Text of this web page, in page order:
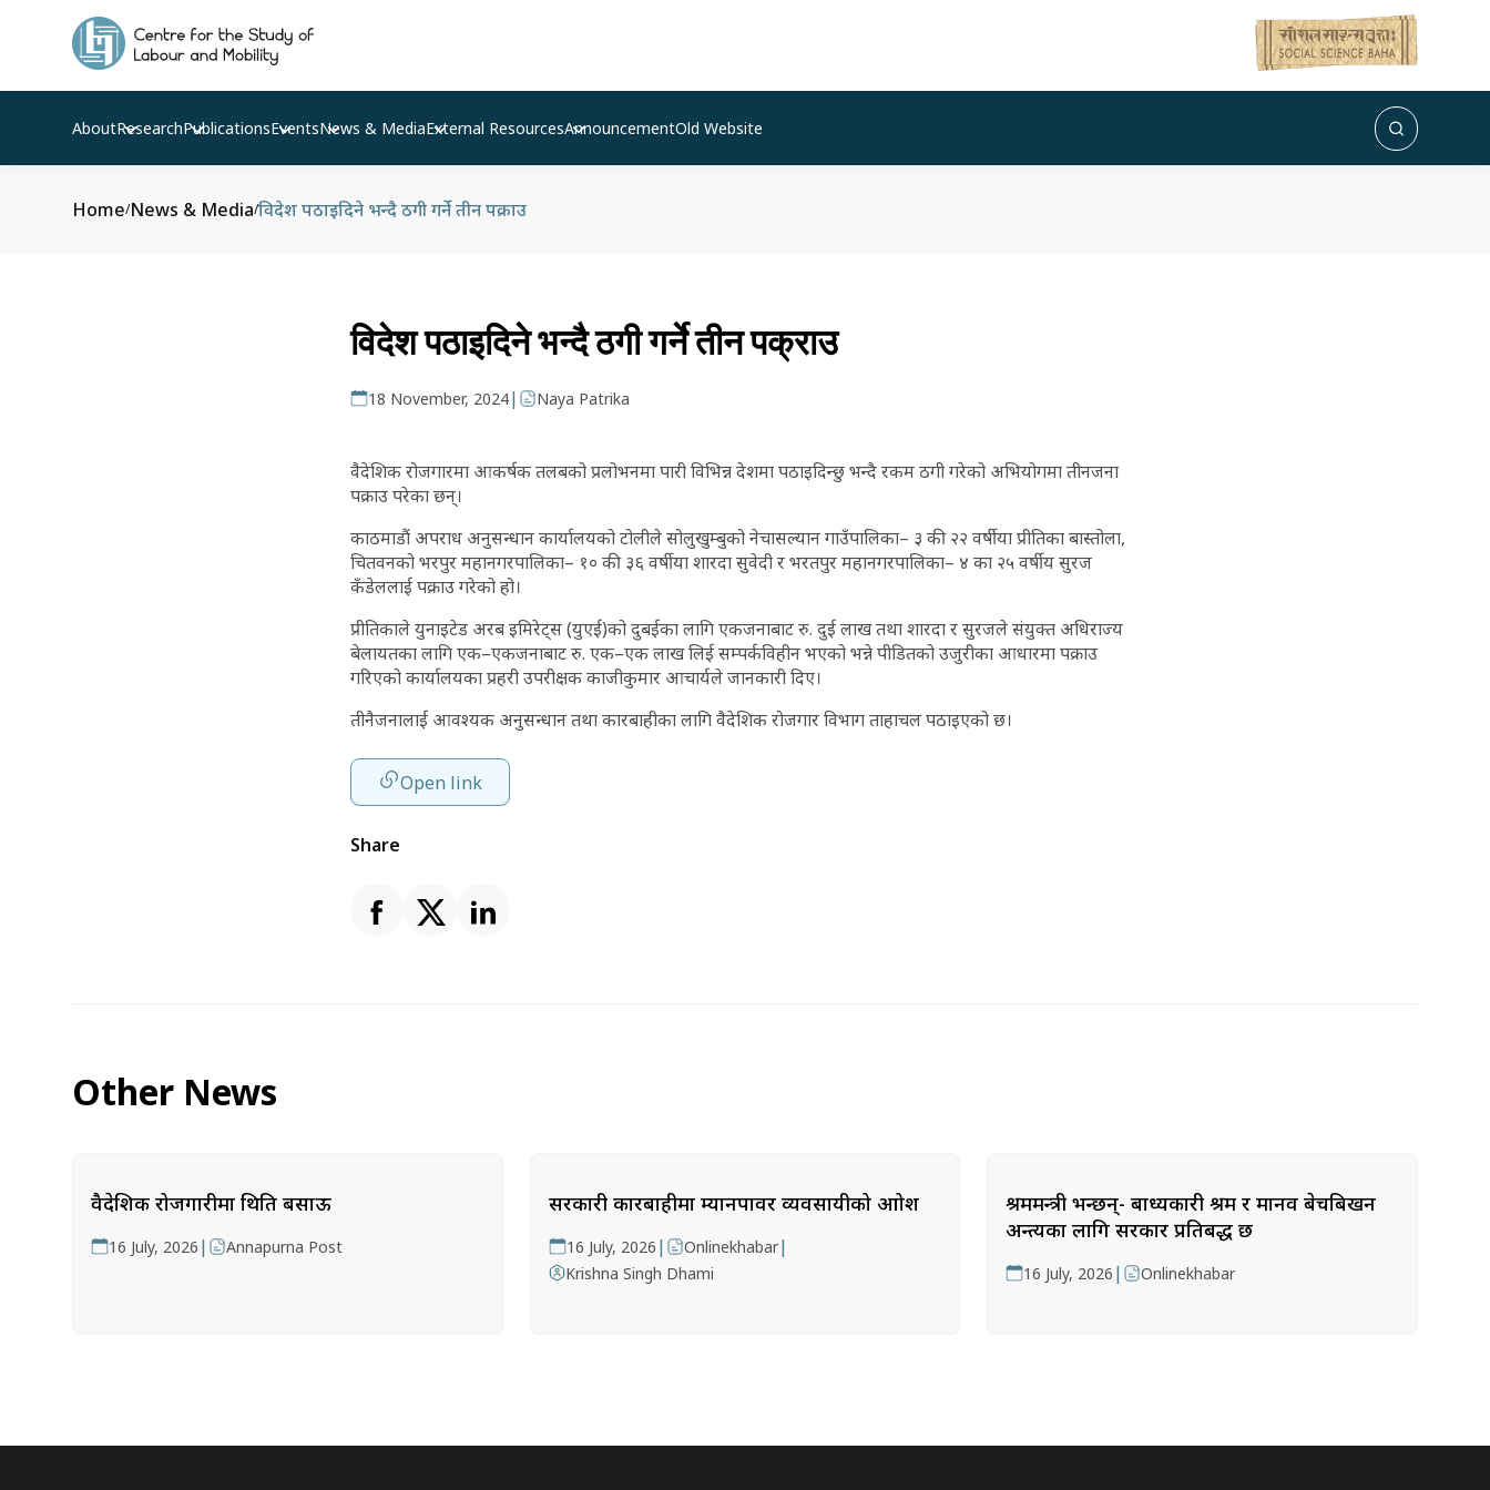
AboutResearchPublicationsEventsNews & MediaExternal ResourcesAnnouncementOld Website
Home/News & Media/विदेश पठाइदिने भन्दै ठगी गर्ने तीन पक्राउ
विदेश पठाइदिने भन्दै ठगी गर्ने तीन पक्राउ
18 November, 2024| Naya Patrika
वैदेशिक रोजगारमा आकर्षक तलबको प्रलोभनमा पारी विभिन्न देशमा पठाइदिन्छु भन्दै रकम ठगी गरेको अभियोगमा तीनजना
पक्राउ परेका छन्।
काठमाडौं अपराध अनुसन्धान कार्यालयको टोलीले सोलुखुम्बुको नेचासल्यान गाउँपालिका– ३ की २२ वर्षीया प्रीतिका बास्तोला,
चितवनको भरपुर महानगरपालिका– १० की ३६ वर्षीया शारदा सुवेदी र भरतपुर महानगरपालिका– ४ का २५ वर्षीय सुरज
कँडेललाई पक्राउ गरेको हो।
प्रीतिकाले युनाइटेड अरब इमिरेट्स (युएई)को दुबईका लागि एकजनाबाट रु. दुई लाख तथा शारदा र सुरजले संयुक्त अधिराज्य
बेलायतका लागि एक–एकजनाबाट रु. एक–एक लाख लिई सम्पर्कविहीन भएको भन्ने पीडितको उजुरीका आधारमा पक्राउ
गरिएको कार्यालयका प्रहरी उपरीक्षक काजीकुमार आचार्यले जानकारी दिए।
तीनैजनालाई आवश्यक अनुसन्धान तथा कारबाहीका लागि वैदेशिक रोजगार विभाग ताहाचल पठाइएको छ।
Open link
Share
Other News
वैदेशिक रोजगारीमा थिति बसाऊ
16 July, 2026 | Annapurna Post
सरकारी कारबाहीमा म्यानपावर व्यवसायीको आक्रोश
16 July, 2026 | Onlinekhabar|
Krishna Singh Dhami
श्रममन्त्री भन्छन्- बाध्यकारी श्रम र मानव बेचबिखन
अन्त्यका लागि सरकार प्रतिबद्ध छ
16 July, 2026 | Onlinekhabar